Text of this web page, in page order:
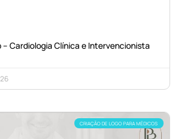
– Cardiologia Clínica e Intervencionista
CRIAÇÃO DE LOGO PARA MÉDICOS